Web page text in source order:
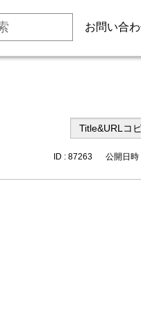
お問い合
ID : 87263 公開日